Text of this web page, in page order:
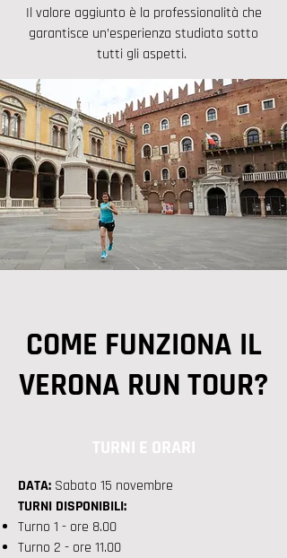
Il valore aggiunto è la professionalità che
garantisce un’esperienza studiata sotto
tutti gli aspetti.
COME FUNZIONA IL
VERONA RUN TOUR?
TURNI E ORARI
DATA: Sabato 15 novembre
TURNI DISPONIBILI:
Turno 1 - ore 8.00
Turno 2 - ore 11.00